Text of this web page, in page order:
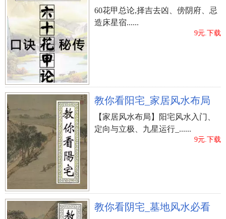
60花甲总论,择吉去凶、傍阴府、忌
造床星宿......
9元.下载
教你看阳宅_家居风水布局
【家居风水布局】阳宅风水入门、
定向与立极、九星运行_......
9元.下载
教你看阴宅_墓地风水必看